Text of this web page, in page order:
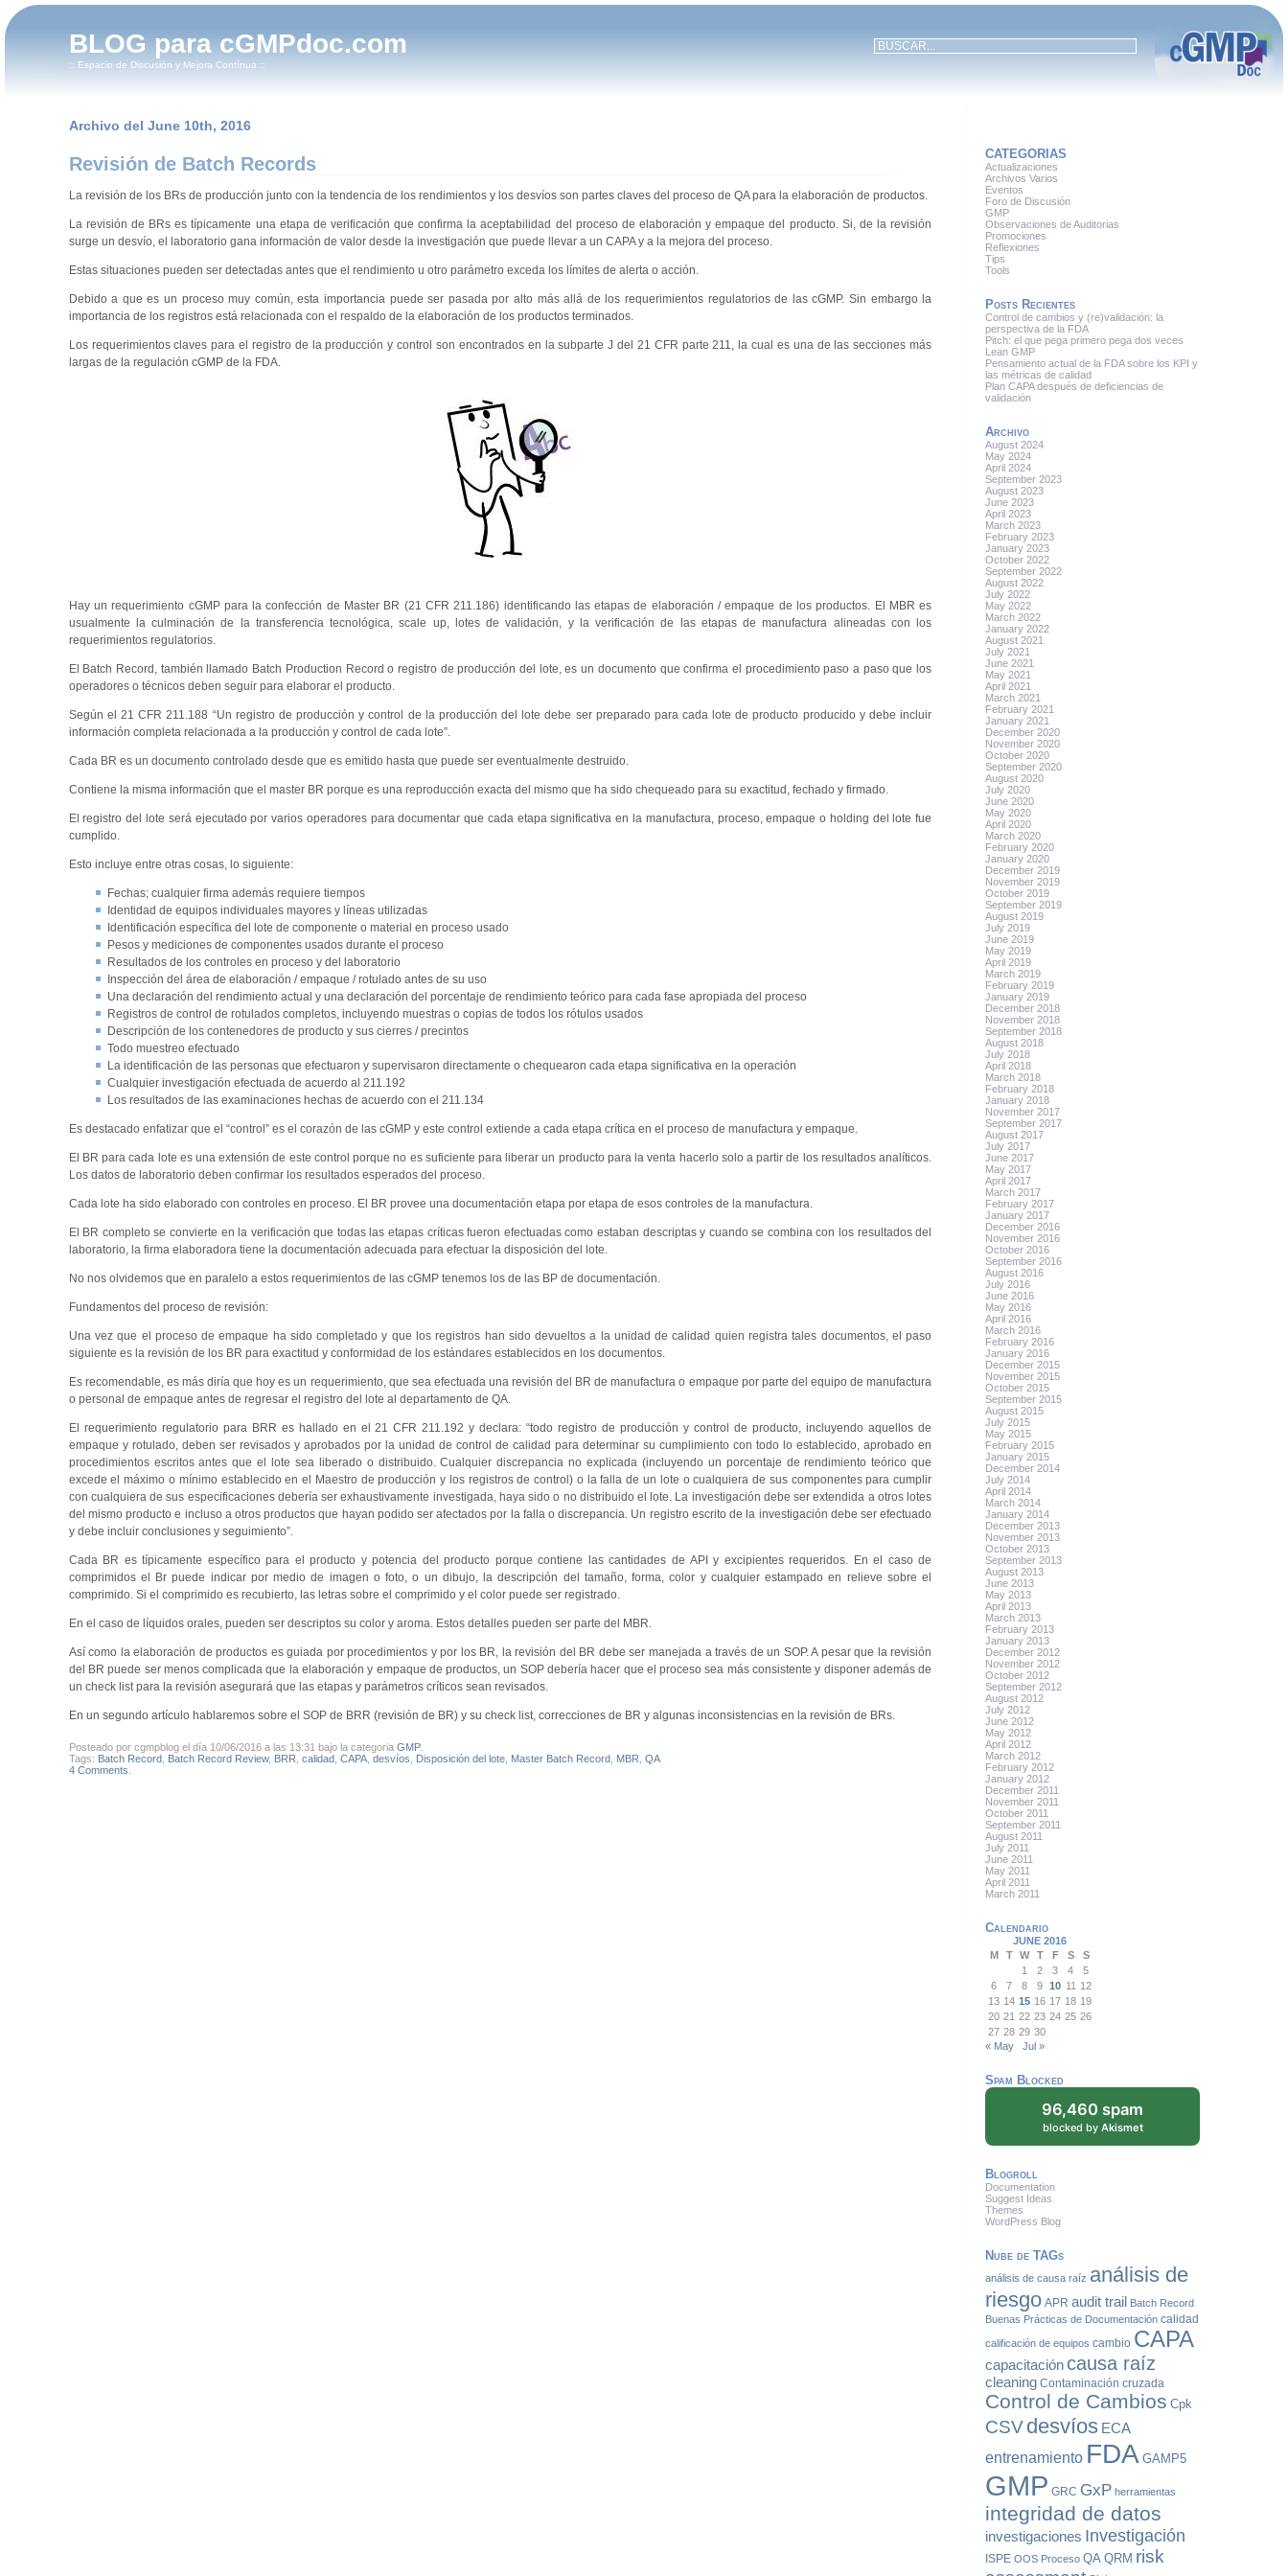
BLOG para cGMPdoc.com
:: Espacio de Discusión y Mejora Contínua ::
Archivo del June 10th, 2016
Revisión de Batch Records
La revisión de los BRs de producción junto con la tendencia de los rendimientos y los desvíos son partes claves del proceso de QA para la elaboración de productos.
La revisión de BRs es típicamente una etapa de verificación que confirma la aceptabilidad del proceso de elaboración y empaque del producto. Si, de la revisión
surge un desvío, el laboratorio gana información de valor desde la investigación que puede llevar a un CAPA y a la mejora del proceso.
Estas situaciones pueden ser detectadas antes que el rendimiento u otro parámetro exceda los límites de alerta o acción.
Debido a que es un proceso muy común, esta importancia puede ser pasada por alto más allá de los requerimientos regulatorios de las cGMP. Sin embargo la
importancia de los registros está relacionada con el respaldo de la elaboración de los productos terminados.
Los requerimientos claves para el registro de la producción y control son encontrados en la subparte J del 21 CFR parte 211, la cual es una de las secciones más
largas de la regulación cGMP de la FDA.
Hay un requerimiento cGMP para la confección de Master BR (21 CFR 211.186) identificando las etapas de elaboración / empaque de los productos. El MBR es
usualmente la culminación de la transferencia tecnológica, scale up, lotes de validación, y la verificación de las etapas de manufactura alineadas con los
requerimientos regulatorios.
El Batch Record, también llamado Batch Production Record o registro de producción del lote, es un documento que confirma el procedimiento paso a paso que los
operadores o técnicos deben seguir para elaborar el producto.
Según el 21 CFR 211.188 “Un registro de producción y control de la producción del lote debe ser preparado para cada lote de producto producido y debe incluir
información completa relacionada a la producción y control de cada lote”.
Cada BR es un documento controlado desde que es emitido hasta que puede ser eventualmente destruido.
Contiene la misma información que el master BR porque es una reproducción exacta del mismo que ha sido chequeado para su exactitud, fechado y firmado.
El registro del lote será ejecutado por varios operadores para documentar que cada etapa significativa en la manufactura, proceso, empaque o holding del lote fue
cumplido.
Esto incluye entre otras cosas, lo siguiente:
Fechas; cualquier firma además requiere tiempos
Identidad de equipos individuales mayores y líneas utilizadas
Identificación específica del lote de componente o material en proceso usado
Pesos y mediciones de componentes usados durante el proceso
Resultados de los controles en proceso y del laboratorio
Inspección del área de elaboración / empaque / rotulado antes de su uso
Una declaración del rendimiento actual y una declaración del porcentaje de rendimiento teórico para cada fase apropiada del proceso
Registros de control de rotulados completos, incluyendo muestras o copias de todos los rótulos usados
Descripción de los contenedores de producto y sus cierres / precintos
Todo muestreo efectuado
La identificación de las personas que efectuaron y supervisaron directamente o chequearon cada etapa significativa en la operación
Cualquier investigación efectuada de acuerdo al 211.192
Los resultados de las examinaciones hechas de acuerdo con el 211.134
Es destacado enfatizar que el “control” es el corazón de las cGMP y este control extiende a cada etapa crítica en el proceso de manufactura y empaque.
El BR para cada lote es una extensión de este control porque no es suficiente para liberar un producto para la venta hacerlo solo a partir de los resultados analíticos.
Los datos de laboratorio deben confirmar los resultados esperados del proceso.
Cada lote ha sido elaborado con controles en proceso. El BR provee una documentación etapa por etapa de esos controles de la manufactura.
El BR completo se convierte en la verificación que todas las etapas críticas fueron efectuadas como estaban descriptas y cuando se combina con los resultados del
laboratorio, la firma elaboradora tiene la documentación adecuada para efectuar la disposición del lote.
No nos olvidemos que en paralelo a estos requerimientos de las cGMP tenemos los de las BP de documentación.
Fundamentos del proceso de revisión:
Una vez que el proceso de empaque ha sido completado y que los registros han sido devueltos a la unidad de calidad quien registra tales documentos, el paso
siguiente es la revisión de los BR para exactitud y conformidad de los estándares establecidos en los documentos.
Es recomendable, es más diría que hoy es un requerimiento, que sea efectuada una revisión del BR de manufactura o empaque por parte del equipo de manufactura
o personal de empaque antes de regresar el registro del lote al departamento de QA.
El requerimiento regulatorio para BRR es hallado en el 21 CFR 211.192 y declara: “todo registro de producción y control de producto, incluyendo aquellos de
empaque y rotulado, deben ser revisados y aprobados por la unidad de control de calidad para determinar su cumplimiento con todo lo establecido, aprobado en
procedimientos escritos antes que el lote sea liberado o distribuido. Cualquier discrepancia no explicada (incluyendo un porcentaje de rendimiento teórico que
excede el máximo o mínimo establecido en el Maestro de producción y los registros de control) o la falla de un lote o cualquiera de sus componentes para cumplir
con cualquiera de sus especificaciones debería ser exhaustivamente investigada, haya sido o no distribuido el lote. La investigación debe ser extendida a otros lotes
del mismo producto e incluso a otros productos que hayan podido ser afectados por la falla o discrepancia. Un registro escrito de la investigación debe ser efectuado
y debe incluir conclusiones y seguimiento”.
Cada BR es típicamente específico para el producto y potencia del producto porque contiene las cantidades de API y excipientes requeridos. En el caso de
comprimidos el Br puede indicar por medio de imagen o foto, o un dibujo, la descripción del tamaño, forma, color y cualquier estampado en relieve sobre el
comprimido. Si el comprimido es recubierto, las letras sobre el comprimido y el color puede ser registrado.
En el caso de líquidos orales, pueden ser descriptos su color y aroma. Estos detalles pueden ser parte del MBR.
Así como la elaboración de productos es guiada por procedimientos y por los BR, la revisión del BR debe ser manejada a través de un SOP. A pesar que la revisión
del BR puede ser menos complicada que la elaboración y empaque de productos, un SOP debería hacer que el proceso sea más consistente y disponer además de
un check list para la revisión asegurará que las etapas y parámetros críticos sean revisados.
En un segundo artículo hablaremos sobre el SOP de BRR (revisión de BR) y su check list, correcciones de BR y algunas inconsistencias en la revisión de BRs.
Posteado por cgmpblog el día 10/06/2016 a las 13:31 bajo la categoria GMP.
Tags: Batch Record, Batch Record Review, BRR calidad, CAPA, desvíos Disposición del lote, Master Batch Record, MBR QA
4 Comments
CATEGORIAS
Actualizaciones
Archivos Varios
Eventos
Foro de Discusión
GMP
Observaciones de Auditorias
Promociones
Reflexiones
Tips
Tools
Posts Recientes
Control de cambios y (re)validación: la
perspectiva de la FDA
Pitch: el que pega primero pega dos veces
Lean GMP
Pensamiento actual de la FDA sobre los KPI y
las métricas de calidad
Plan CAPA después de deficiencias de
validación
Archivo
August 2024
May 2024
April 2024
September 2023
August 2023
June 2023
April 2023
March 2023
February 2023
January 2023
October 2022
September 2022
August 2022
July 2022
May 2022
March 2022
January 2022
August 2021
July 2021
June 2021
May 2021
April 2021
March 2021
February 2021
January 2021
December 2020
November 2020
October 2020
September 2020
August 2020
July 2020
June 2020
May 2020
April 2020
March 2020
February 2020
January 2020
December 2019
November 2019
October 2019
September 2019
August 2019
July 2019
June 2019
May 2019
April 2019
March 2019
February 2019
January 2019
December 2018
November 2018
September 2018
August 2018
July 2018
April 2018
March 2018
February 2018
January 2018
November 2017
September 2017
August 2017
July 2017
June 2017
May 2017
April 2017
March 2017
February 2017
January 2017
December 2016
November 2016
October 2016
September 2016
August 2016
July 2016
June 2016
May 2016
April 2016
March 2016
February 2016
January 2016
December 2015
November 2015
October 2015
September 2015
August 2015
July 2015
May 2015
February 2015
January 2015
December 2014
July 2014
April 2014
March 2014
January 2014
December 2013
November 2013
October 2013
September 2013
August 2013
June 2013
May 2013
April 2013
March 2013
February 2013
January 2013
December 2012
November 2012
October 2012
September 2012
August 2012
July 2012
June 2012
May 2012
April 2012
March 2012
February 2012
January 2012
December 2011
November 2011
October 2011
September 2011
August 2011
July 2011
June 2011
May 2011
April 2011
March 2011
Calendario
JUNE 2016
M
T W T F S
S
1
2 3 4
5
6
7 8 9 10 11 12
13 14 15 16 17 18 19
20 21 22 23 24 25 26
27 28 29 30
« May
Jul »
Spam Blocked
96,460 spam
blocked by Akismet
Blogroll
Documentation
Suggest Ideas
Themes
WordPress Blog
Nube de TAGs
análisis de causa raíz análisis de
riesgo APR audit trail Batch Record
Buenas Prácticas de Documentación calidad
calificación de equipos cambio CAPA
capacitacióncausa raíz
cleaning Contaminación cruzada
Control de Cambios Cpk
CSVdesvíos ECA
entrenamiento FDA GAMP5
GMP GRC GxP herramientas
integridad de datos
investigaciones Investigación
ISPE OOS Proceso QA QRM risk